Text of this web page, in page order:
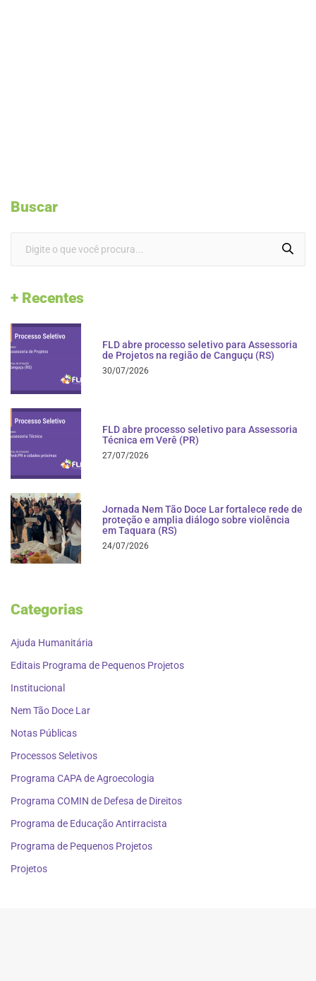
Buscar
+ Recentes
FLD abre processo seletivo para Assessoria
de Projetos na região de Canguçu (RS)
30/07/2026
FLD abre processo seletivo para Assessoria
Técnica em Verê (PR)
27/07/2026
Jornada Nem Tão Doce Lar fortalece rede de
proteção e amplia diálogo sobre violência
em Taquara (RS)
24/07/2026
Categorias
Ajuda Humanitária
Editais Programa de Pequenos Projetos
Institucional
Nem Tão Doce Lar
Notas Públicas
Processos Seletivos
Programa CAPA de Agroecologia
Programa COMIN de Defesa de Direitos
Programa de Educação Antirracista
Programa de Pequenos Projetos
Projetos